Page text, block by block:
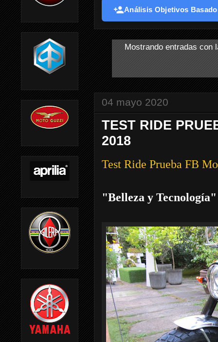
Análisis Objetivos
Mostrando entradas con
04 mayo 2020
TEST RIDE
2018
Test Ride Prueba FB
"Belleza y Tecnología"